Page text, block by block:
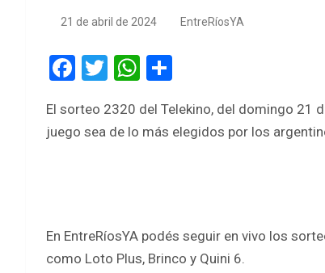
21 de abril de 2024 EntreRíosYA
F
ce
b
T
tt
er
W
at
s
ar
e
El sorteo 2320 del Telekino, del domingo 21
juego sea de lo más elegidos por los
En EntreRíosYA podés seguir en vivo los
como Loto Plus, Brinco y Quini 6.